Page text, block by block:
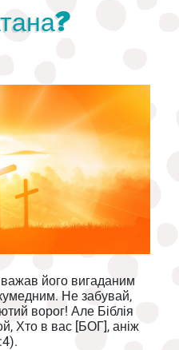
його вигаданим
Не забувай,
ворог! Але Біблія
Хто в вас [БОГ], аніж